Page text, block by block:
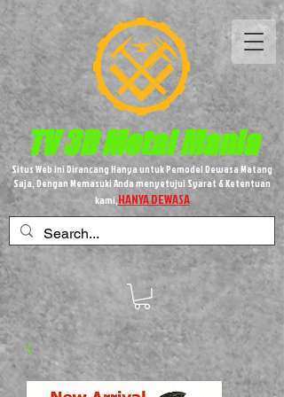
TV 3DMetalMania
Situs Web ini Dirancang Hanya untuk Pemodel Dewasa Matang
Saja, Dengan Memasuki Anda menyetujui Syarat & Ketentuan
kami,HANYA DEWASA